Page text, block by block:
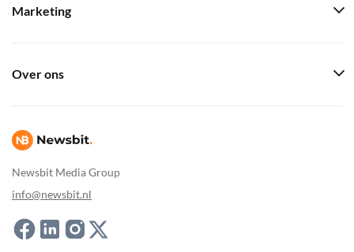
Newsbit Media Group
info@newsbit.nl
Marketing
Over ons